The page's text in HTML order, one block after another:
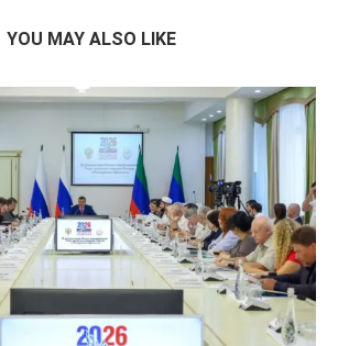
YOU MAY ALSO LIKE